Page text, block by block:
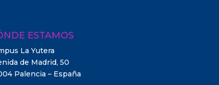
ESTAMOS
La Yutera
de Madrid, 50
Palencia – España